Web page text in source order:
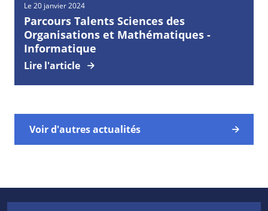
Le 20 janvier 2024
Parcours Talents Sciences des
Organisations et Mathématiques -
Informatique
Lire l'article
Voir d'autres actualités